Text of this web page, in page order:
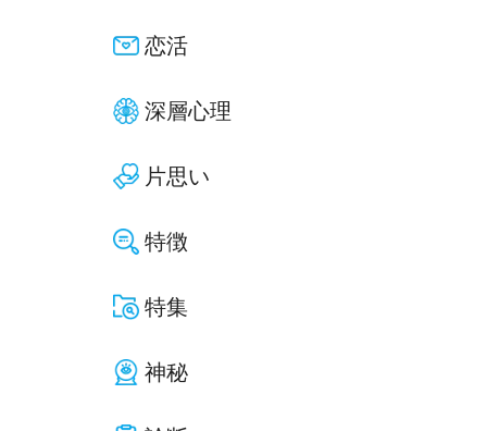
恋活
深層心理
片思い
特徴
特集
神秘